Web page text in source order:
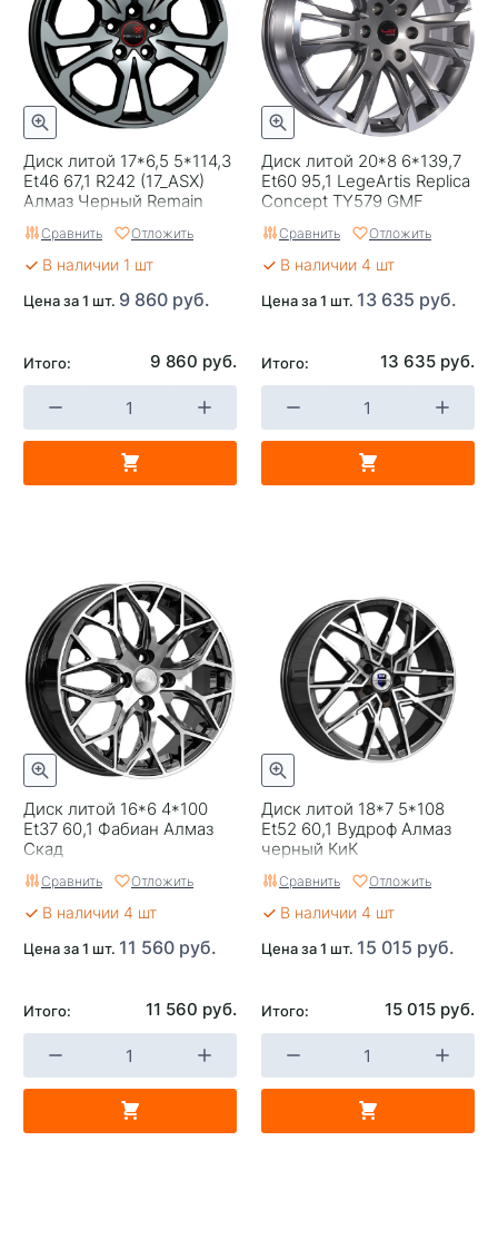
Категория
Легковые
Страна изготовителя
Россия
Replica
0
Завод изготовитель
K&K
Диск литой 17*6,5 5*114,3
Et46 67,1 R242 (17_ASX)
Алмаз Черный Remain
Сравнить Отложить
В наличии 1 шт
Цена за 1 шт. 9 860 руб.
Итого: 9 860 руб.
Диск литой 20*8 6*139,7
Et60 95,1 LegeArtis Replica
Concept TY579 GMF
Сравнить Отложить
В наличии 4 шт
Цена за 1 шт. 13 635 руб.
Итого: 13 635 руб.
Диск литой 16*6 4*100
Et37 60,1 Фабиан Алмаз
Скад
Сравнить Отложить
В наличии 4 шт
Цена за 1 шт. 11 560 руб.
Итого: 11 560 руб.
Диск литой 18*7 5*108
Et52 60,1 Вудроф Алмаз
черный КиК
Сравнить Отложить
В наличии 4 шт
Цена за 1 шт. 15 015 руб.
Итого: 15 015 руб.